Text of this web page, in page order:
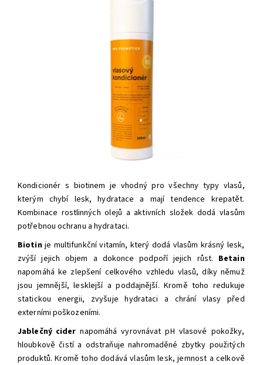
Kondicionér s biotinem je vhodný pro všechny typy vlasů,
kterým chybí lesk, hydratace a mají tendence krepatět.
Kombinace rostlinných olejů a aktivních složek dodá vlasům
potřebnou ochranu a hydrataci.
Biotinje multifunkční vitamín, který dodá vlasům krásný lesk,
zvýší jejich objem a dokonce podpoří jejich růst. Betain
napomáhá ke zlepšení celkového vzhledu vlasů, díky němuž
jsou jemnější, lesklejší a poddajnější. Kromě toho redukuje
statickou energii, zvyšuje hydrataci a chrání vlasy před
externími poškozeními.
Jablečný cider napomáhá vyrovnávat pH vlasové pokožky,
hloubkově čistí a odstraňuje nahromaděné zbytky použitých
produktů. Kromě toho dodává vlasům lesk, jemnost a celkově